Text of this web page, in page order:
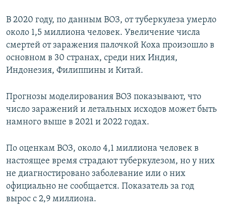
В 2020 году, по данным ВОЗ, от туберкулеза умерло
около 1,5 миллиона человек. Увеличение числа
смертей от заражения палочкой Коха произошло в
основном в 30 странах, среди них Индия,
Индонезия, Филиппины и Китай.
Прогнозы моделирования ВОЗ показывают, что
число заражений и летальных исходов может быть
намного выше в 2021 и 2022 годах.
По оценкам ВОЗ, около 4,1 миллиона человек в
настоящее время страдают туберкулезом, но у них
не диагностировано заболевание или о них
официально не сообщается. Показатель за год
вырос с 2,9 миллиона.